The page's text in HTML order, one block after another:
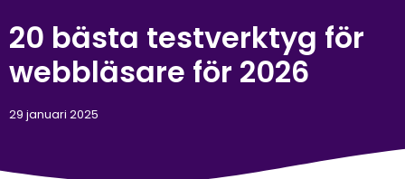
20 bästa testverktyg för
webbläsare för 2026
29 januari 2025